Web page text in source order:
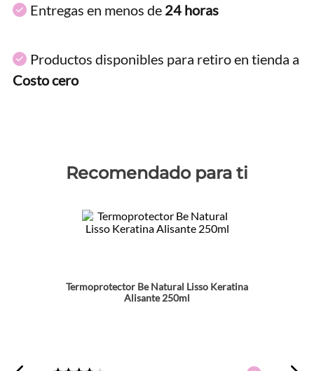
Entregas en menos de 24 horas
Productos disponibles para retiro en tienda a
Costo cero
Recomendado para ti
Termoprotector Be Natural Lisso Keratina
Alisante 250ml